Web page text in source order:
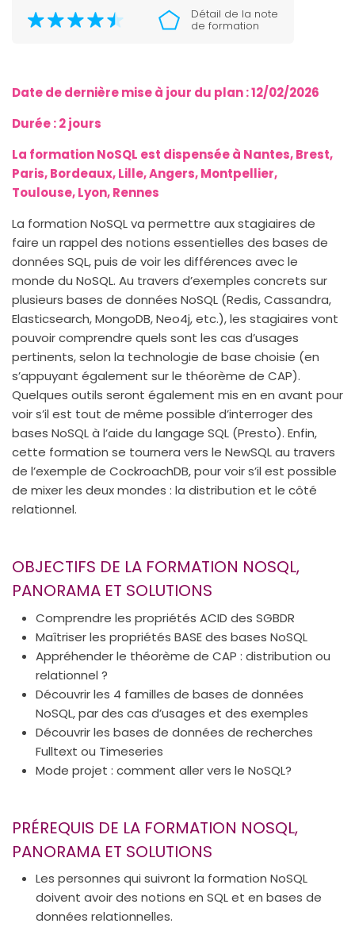
Détail de la note
de formation
Date de dernière mise à jour du plan :12/02/2026
Durée : 2 jours
La formation NoSQL est dispensée à Nantes, Brest,
Paris, Bordeaux, Lille, Angers,Montpellier,
Toulouse,Lyon, Rennes
La formation NoSQL va permettre aux stagiaires de
faire un rappel des notions essentielles des bases de
données SQL, puis de voir les différences avec le
monde du NoSQL. Au travers d’exemples concrets sur
plusieurs bases de données NoSQL (Redis, Cassandra,
Elasticsearch, MongoDB, Neo4j, etc.), les stagiaires vont
pouvoir comprendre quels sont les cas d’usages
pertinents, selon la technologie de base choisie (en
s’appuyant également sur le théorème de CAP).
Quelques outils seront également mis en en avant pour
voir s’il est tout de même possible d’interroger des
bases NoSQL à l’aide du langage SQL (Presto). Enfin,
cette formation se tournera vers le NewSQL au travers
de l’exemple de CockroachDB, pour voir s’il est possible
de mixer les deux mondes : la distribution et le côté
relationnel.
OBJECTIFS DE LA FORMATION NOSQL,
PANORAMA ET SOLUTIONS
Comprendre les propriétés ACID des SGBDR
Maîtriser les propriétés BASE des bases NoSQL
Appréhender le théorème de CAP : distribution ou
relationnel ?
Découvrir les 4 familles de bases de données
NoSQL, par des cas d’usages et des exemples
Découvrir les bases de données de recherches
Fulltext ou Timeseries
Mode projet : comment aller vers le NoSQL?
PRÉREQUIS DE LA FORMATION NOSQL,
PANORAMA ET SOLUTIONS
Les personnes qui suivront la formation NoSQL
doivent avoir des notions en SQL et en bases de
données relationnelles.